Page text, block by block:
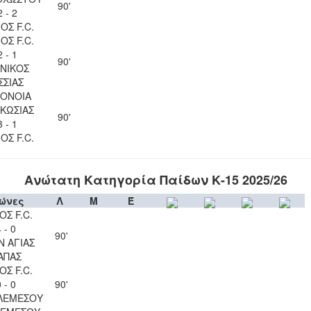
- 2
F.C.
90'
F.C.
- 1
90'
- 1
F.C.
90'
Ανώτατη Κατηγορία Παίδων Κ-15 2025/26
Λ Μ
Έ
F.C.
- 0
ΑΓΙΑΣ
90'
F.C.
- 0
90'